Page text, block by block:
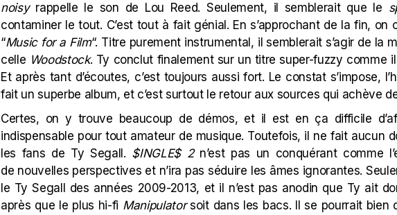
noisy rappelle le son de Lou Reed. Seulement, il semblerait que le
contaminer le tout. C’est tout à fait génial. En s’approchant de la fin, on
“Music for a Film“. Titre purement instrumental, il semblerait s’agir de la
celle Woodstock. Ty conclut finalement sur un titre super-fuzzy comme
Et après tant d’écoutes, c’est toujours aussi fort. Le constat s’impose,
fait un superbe album, et c’est surtout le retour aux sources qui achève
Certes, on y trouve beaucoup de démos, et il est en ça difficile
indispensable pour tout amateur de musique. Toutefois, il ne fait aucun
les fans de Ty Segall. $INGLE$ 2n’est pas un conquérant comme
de nouvelles perspectives et n’ira pas séduire les âmes ignorantes.
le Ty Segall des années 2009-2013, et il n’est pas anodin que Ty ait
après que le plus hi-fi Manipulatorsoit dans les bacs. Il se pourrait bien